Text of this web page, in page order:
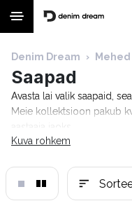
Denim Dream › Mehed
Saapad
Avasta lai valik saapaid,
Meie kollektsioon pakub
Kuva rohkem